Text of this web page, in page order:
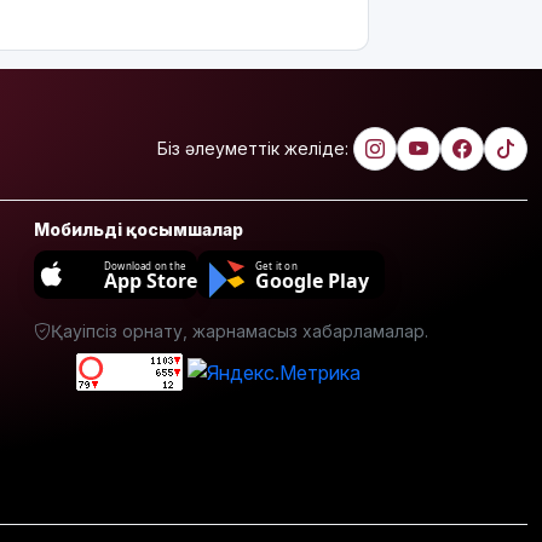
қаласына
өтуге
қаза тапты
қыркүйектен
бастап
кезегіне
Біз әлеуметтік желіде:
Мобильді қосымшалар
Download on the
App Store
Get it on
Google Play
Қауіпсіз орнату, жарнамасыз хабарламалар.